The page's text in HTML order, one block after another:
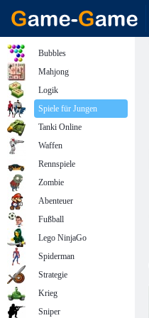
Bubbles
Mahjong
Logik
Spiele für Jungen
Tanki Online
Waffen
Rennspiele
Zombie
Abenteuer
Fußball
Lego NinjaGo
Spiderman
Strategie
Krieg
Sniper